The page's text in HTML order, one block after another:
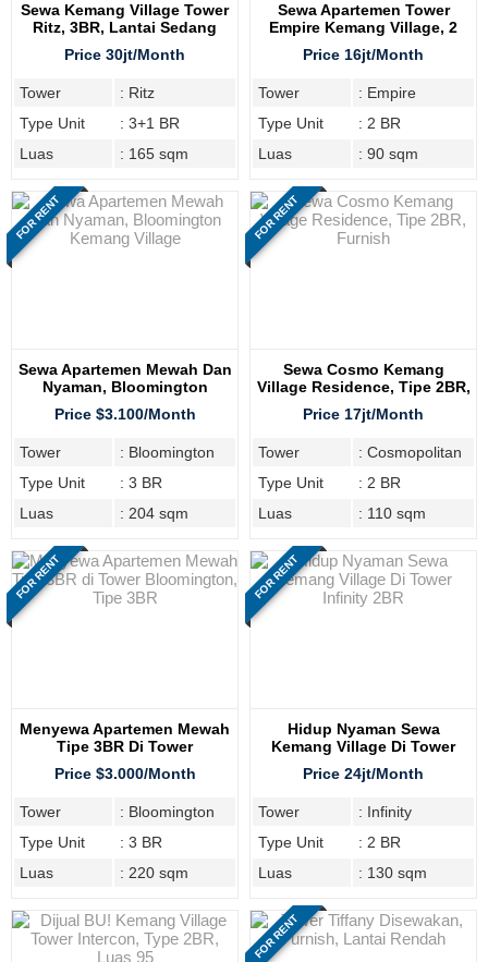
Sewa Kemang Village Tower
Ritz, 3BR, Lantai Sedang
Price 30jt/Month
Tower
: Ritz
Type Unit
: 3+1 BR
Luas
: 165 sqm
Sewa Apartemen Tower
Empire Kemang Village, 2
Price 16jt/Month
Tower
: Empire
Type Unit
: 2 BR
Luas
: 90 sqm
FOR RENT
Sewa Apartemen Mewah Dan
Nyaman, Bloomington
Kemang Village
Price $3.100/Month
Tower
: Bloomington
Type Unit
: 3 BR
Luas
: 204 sqm
FOR RENT
Sewa Cosmo Kemang
Village Residence, Tipe 2BR,
Price 17jt/Month
Tower
: Cosmopolitan
Type Unit
: 2 BR
Luas
: 110 sqm
FOR RENT
Menyewa Apartemen Mewah
Tipe 3BR Di Tower
Bloomington, Tipe 3BR
Price $3.000/Month
Tower
: Bloomington
Type Unit
: 3 BR
Luas
: 220 sqm
FOR RENT
Hidup Nyaman Sewa
Kemang Village Di Tower
Price 24jt/Month
Tower
: Infinity
Type Unit
: 2 BR
Luas
: 130 sqm
FOR RENT